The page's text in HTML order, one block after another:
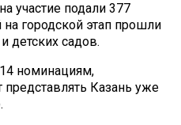
участие подали 377
на городской этап прошли
детских садов.
номинациям,
представлять Казань уже